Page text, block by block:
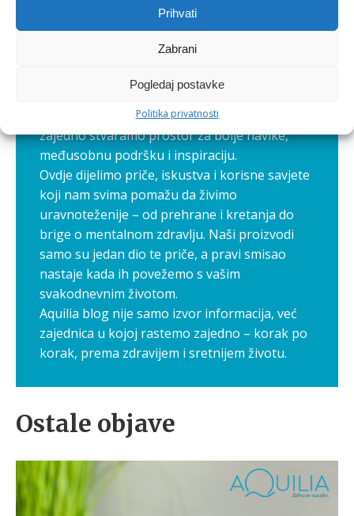
Prihvati
Zabrani
Pogledaj postavke
Politika privatnosti
navika
Zdravlje nije samo osobna briga, već i
putovanje koje je ljepše kada ga dijelimo. Zato
smo pokrenuli Aquilia blog, mjesto gdje
zajedno stvaramo prostor za bolje navike,
međusobnu podršku i inspiraciju.
Ovdje dijelimo priče, iskustva i korisne savjete
koji nam svima pomažu da živimo
uravnoteženije – od prehrane i kretanja do
brige o mentalnom zdravlju. Naši proizvodi
samo su jedan dio te priče, a pravi smisao
nastaje kada ih povežemo s vašim
svakodnevnim životom.
Aquilia blog nije samo izvor informacija, već
zajednica u kojoj rastemo zajedno – korak po
korak, prema zdravijem i sretnijem životu.
Ostale objave